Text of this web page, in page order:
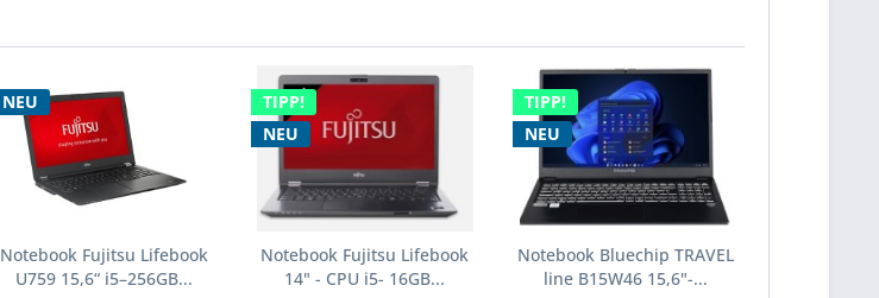
NEU
Notebook Fujitsu Lifebook
U759 15,6“ i5–256GB...
TIPP!
NEU
Notebook Fujitsu Lifebook
14" - CPU i5- 16GB...
TIPP!
NEU
Notebook Bluechip TRAVEL
line B15W46 15,6"-...